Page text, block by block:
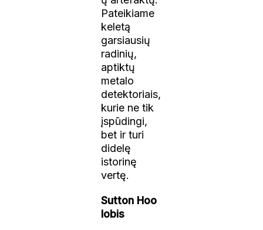
Pateikiame
keletą
garsiausių
radinių,
aptiktų
metalo
detektoriais,
kurie ne tik
įspūdingi,
bet ir turi
didelę
istorinę
vertę.
Sutton Hoo
lobis